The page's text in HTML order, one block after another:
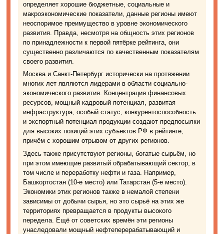
определяет хорошие бюджетные, социальные и
макроэкономические показатели, данные регионы имеют
неоспоримое преимущество в уровне экономического
развития. Правда, несмотря на общность этих регионов
по принадлежности к первой пятёрке рейтинга, они
существенно различаются по качественным показателям
своего развития.
Москва и Санкт-Петербург исторически на протяжении
многих лет являются лидерами в области социально-
экономического развития. Концентрация финансовых
ресурсов, мощный кадровый потенциал, развитая
инфраструктура, особый статус, конкурентоспособность
и экспортный потенциал продукции создают предпосылки
для высоких позиций этих субъектов РФ в рейтинге,
причём с хорошим отрывом от других регионов.
Здесь также присутствуют регионы, богатые сырьём, но
при этом имеющие развитый обрабатывающий сектор, в
том числе и переработку нефти и газа. Например,
Башкортостан (10-е место) или Татарстан (5-е место).
Экономики этих регионов также в немалой степени
зависимы от добычи сырья, но это сырьё на этих же
территориях превращается в продукты высокого
передела. Ещё от советских времён эти регионы
унаследовали мощный нефтеперерабатывающий и